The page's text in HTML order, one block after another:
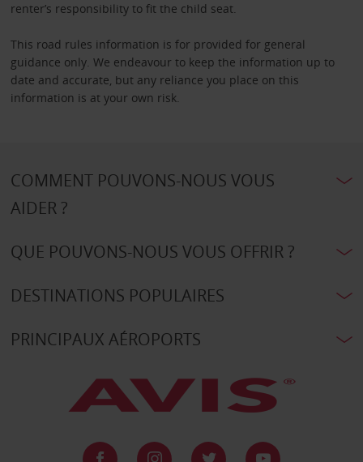
renter’s responsibility to fit the child seat.
This road rules information is for provided for general
guidance only. We endeavour to keep the information up to
date and accurate, but any reliance you place on this
information is at your own risk.
COMMENT POUVONS-NOUS VOUS
AIDER ?
QUE POUVONS-NOUS VOUS OFFRIR ?
DESTINATIONS POPULAIRES
PRINCIPAUX AÉROPORTS